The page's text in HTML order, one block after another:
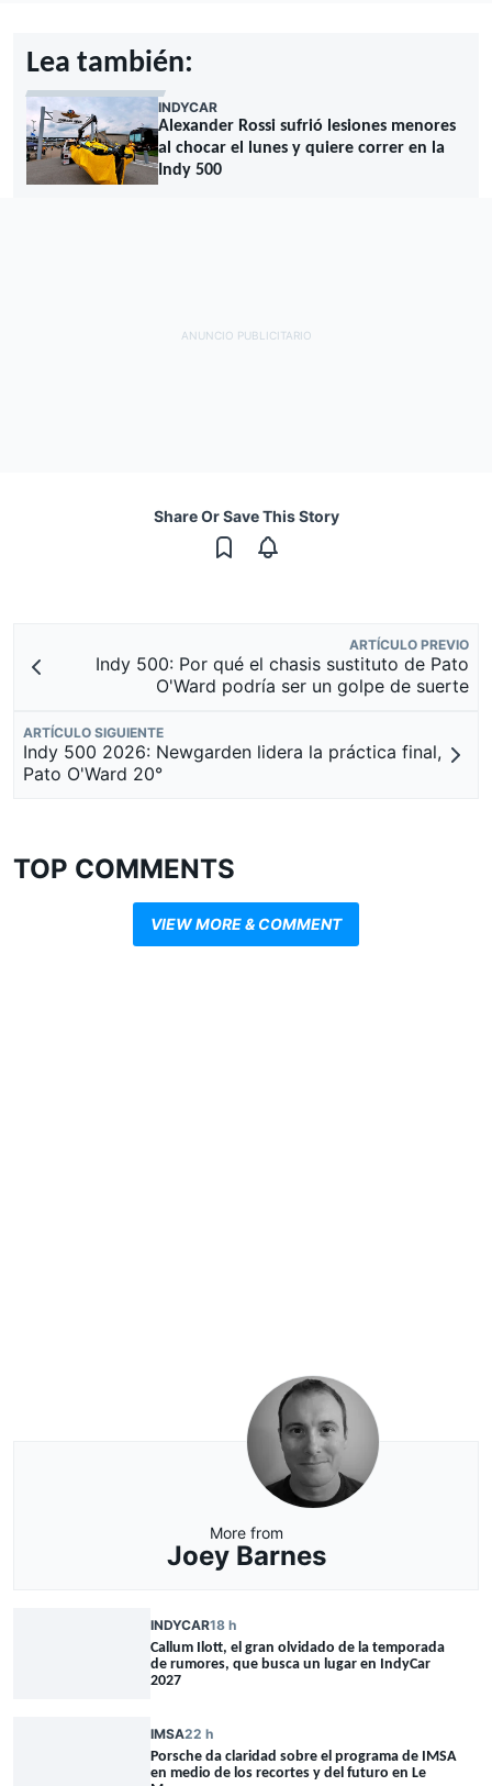
Lea también:
INDYCAR
Alexander Rossi sufrió lesiones menores
al chocar el lunes y quiere correr en la
Indy 500
Share Or Save This Story
ARTÍCULO PREVIO
Indy 500: Por qué el chasis sustituto de Pato
O'Ward podría ser un golpe de suerte
ARTÍCULO SIGUIENTE
Indy 500 2026: Newgarden lidera la práctica final,
Pato O'Ward 20°
TOP COMMENTS
VIEW MORE & COMMENT
More from
Joey Barnes
INDYCAR18 h
Callum Ilott, el gran olvidado de la temporada
de rumores, que busca un lugar en IndyCar
2027
IMSA22 h
Porsche da claridad sobre el programa de IMSA
en medio de los recortes y del futuro en Le